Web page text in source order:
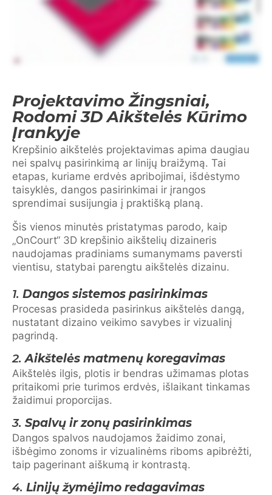
Projektavimo Žingsniai,
Rodomi 3D Aikštelės Kūrimo
Įrankyje
Krepšinio aikštelės projektavimas apima daugiau
nei spalvų pasirinkimą ar linijų braižymą. Tai
etapas, kuriame erdvės apribojimai, išdėstymo
taisyklės, dangos pasirinkimai ir įrangos
sprendimai susijungia į praktišką planą.
Šis vienos minutės pristatymas parodo, kaip
„OnCourt“ 3D krepšinio aikštelių dizaineris
naudojamas pradiniams sumanymams paversti
vientisu, statybai parengtu aikštelės dizainu.
1. Dangos sistemos pasirinkimas
Procesas prasideda pasirinkus aikštelės dangą,
nustatant dizaino veikimo savybes ir vizualinį
pagrindą.
2.Aikštelės matmenų koregavimas
Aikštelės ilgis, plotis ir bendras užimamas plotas
pritaikomi prie turimos erdvės, išlaikant tinkamas
žaidimui proporcijas.
3. Spalvų ir zonų pasirinkimas
Dangos spalvos naudojamos žaidimo zonai,
išbėgimo zonoms ir vizualinėms riboms apibrėžti,
taip pagerinant aiškumą ir kontrastą.
4. Linijų žymėjimo redagavimas